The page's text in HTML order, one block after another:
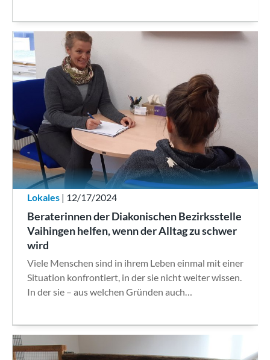
Lokales | 12/17/2024
Beraterinnen der Diakonischen Bezirksstelle
Vaihingen helfen, wenn der Alltag zu schwer
wird
Viele Menschen sind in ihrem Leben einmal mit einer
Situation konfrontiert, in der sie nicht weiter wissen.
In der sie – aus welchen Gründen auch…